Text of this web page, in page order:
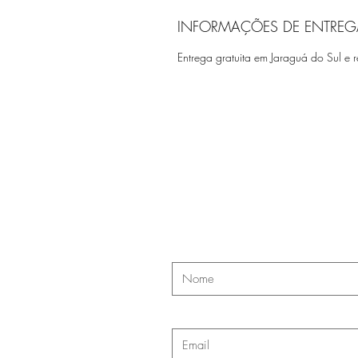
INFORMAÇÕES DE
Entrega gratuita em Jaraguá do Sul